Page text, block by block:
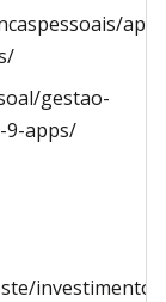
app-
gestao-
9-apps/